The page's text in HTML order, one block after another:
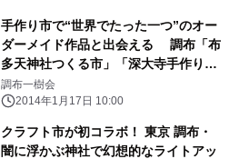
手作り市で“世界でたった一つ”のオー
ダーメイド作品と出会える 調布「布
多天神社つくる市」「深大寺手作り
市」2014年開催のお知らせ
調布一樹会
2014年1月17日 10:00
クラフト市が初コラボ！ 東京 調布・
闇に浮かぶ神社で幻想的なライトアッ